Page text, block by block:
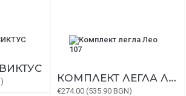
КОМПЛЕКТ ЛЕГЛА ЛЕО 107
€274.00 (535.90 BGN)